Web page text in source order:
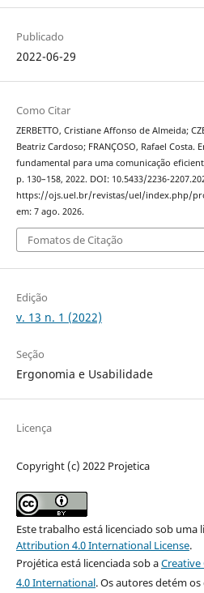
Publicado
2022-06-29
Como Citar
ZERBETTO, Cristiane Affonso de Almeida;
Beatriz Cardoso; FRANÇOSO, Rafael
fundamental para uma comunicação
p. 130–158, 2022. DOI: 10.5433/2236-
https://ojs.uel.br/revistas/uel/index.php/
em: 7 ago. 2026.
Fomatos de Citação
Edição
v. 13 n. 1 (2022)
Seção
Ergonomia e Usabilidade
Licença
Copyright (c) 2022 Projetica
Este trabalho está licenciado sob uma
Attribution 4.0 International License.
Projética está licenciada sob a
4.0 International. Os autores detém